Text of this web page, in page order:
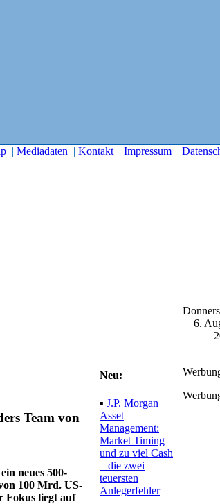
| Mediadaten | Kontakt | Impressum |
6.
Team von
neues 500-
100 Mrd. US-
Fokus liegt auf
Neu:
▪ J.P. Morgan
Asset
Management:
Market Timing
und zu viel Cash
– die zwei
teuersten
Anlegerfehler